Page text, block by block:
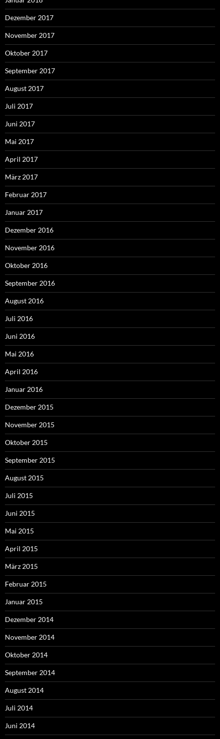
Dezember 2017
November 2017
Oktober 2017
September 2017
August 2017
Juli 2017
Juni 2017
Mai 2017
April 2017
März 2017
Februar 2017
Januar 2017
Dezember 2016
November 2016
Oktober 2016
September 2016
August 2016
Juli 2016
Juni 2016
Mai 2016
April 2016
Januar 2016
Dezember 2015
November 2015
Oktober 2015
September 2015
August 2015
Juli 2015
Juni 2015
Mai 2015
April 2015
März 2015
Februar 2015
Januar 2015
Dezember 2014
November 2014
Oktober 2014
September 2014
August 2014
Juli 2014
Juni 2014